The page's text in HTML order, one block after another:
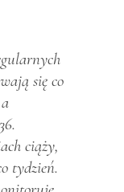
się co
ciąży,
tydzień.